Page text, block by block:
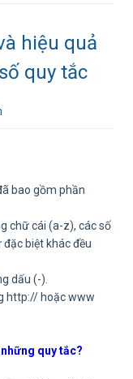
hiệu quả
quy tắc
bao gồm phần
chữ cái (a-z), các số
biệt khác đều
dấu (-).
http:// hoặc www
quy tắc?